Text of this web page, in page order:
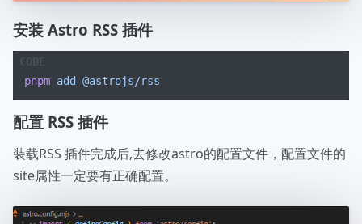
安装 Astro RSS 插件
pnpm add @astrojs/rss
配置 RSS 插件
装载RSS 插件完成后,去修改astro的配置文件，配置文件的
site属性一定要有正确配置。